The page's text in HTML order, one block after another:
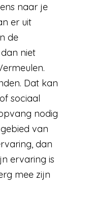
naar je
er uit
de
niet
Dat kan
sociaal
nodig
van
dan
ervaring is
mee zijn